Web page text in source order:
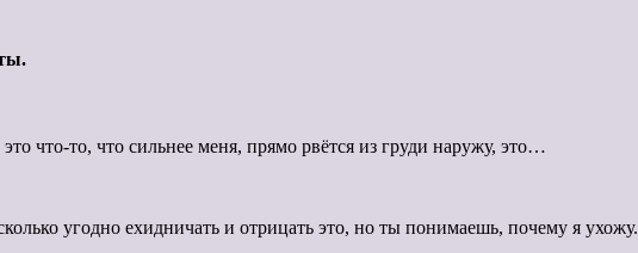
что-то, что сильнее меня, прямо рвётся из груди наружу, это…
угодно ехидничать и отрицать это, но ты понимаешь, почему я ухожу.